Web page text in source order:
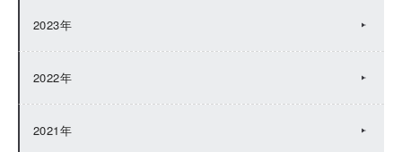
2023年
2022年
2021年